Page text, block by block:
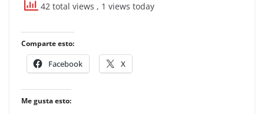
42 total views , 1 views today
Comparte esto:
Facebook X
Me gusta esto: